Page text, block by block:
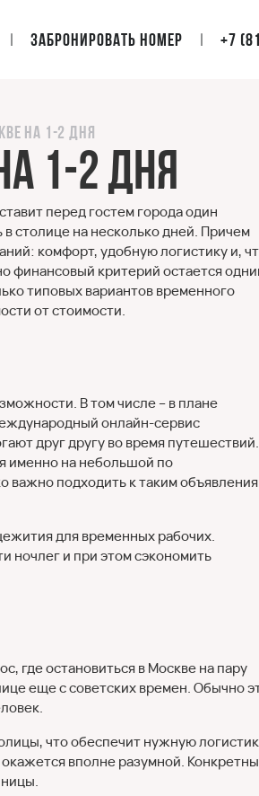
Забронировать номер +7
на 1-2 дня
1-2 дня
перед гостем города один
столице на несколько дней. Причем
комфорт, удобную логистику и,
финансовый критерий остается
типовых вариантов временного
от стоимости.
В том числе – в плане
онлайн-сервис
друг другу во время
именно на небольшой по
важно подходить к таким
для временных рабочих.
ночлег и при этом сэкономить
где остановиться в Москве на пару
еще с советских времен. Обычно
что обеспечит нужную
вполне разумной.